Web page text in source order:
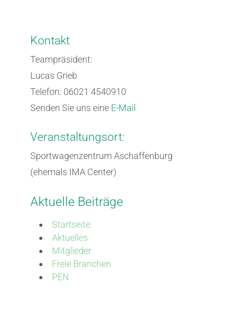
Kontakt
Teampräsident:
Lucas Grieb
Telefon: 06021 4540910
Senden Sie uns eine E-Mail
Veranstaltungsort:
Sportwagenzentrum Aschaffenburg
(ehemals IMA Center)
Aktuelle Beiträge
Startseite
Aktuelles
Mitglieder
Freie Branchen
PEN